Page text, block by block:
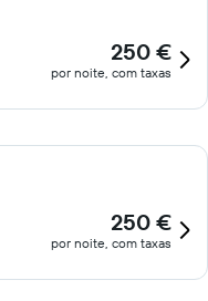
250 €
por noite, com taxas
250 €
por noite, com taxas